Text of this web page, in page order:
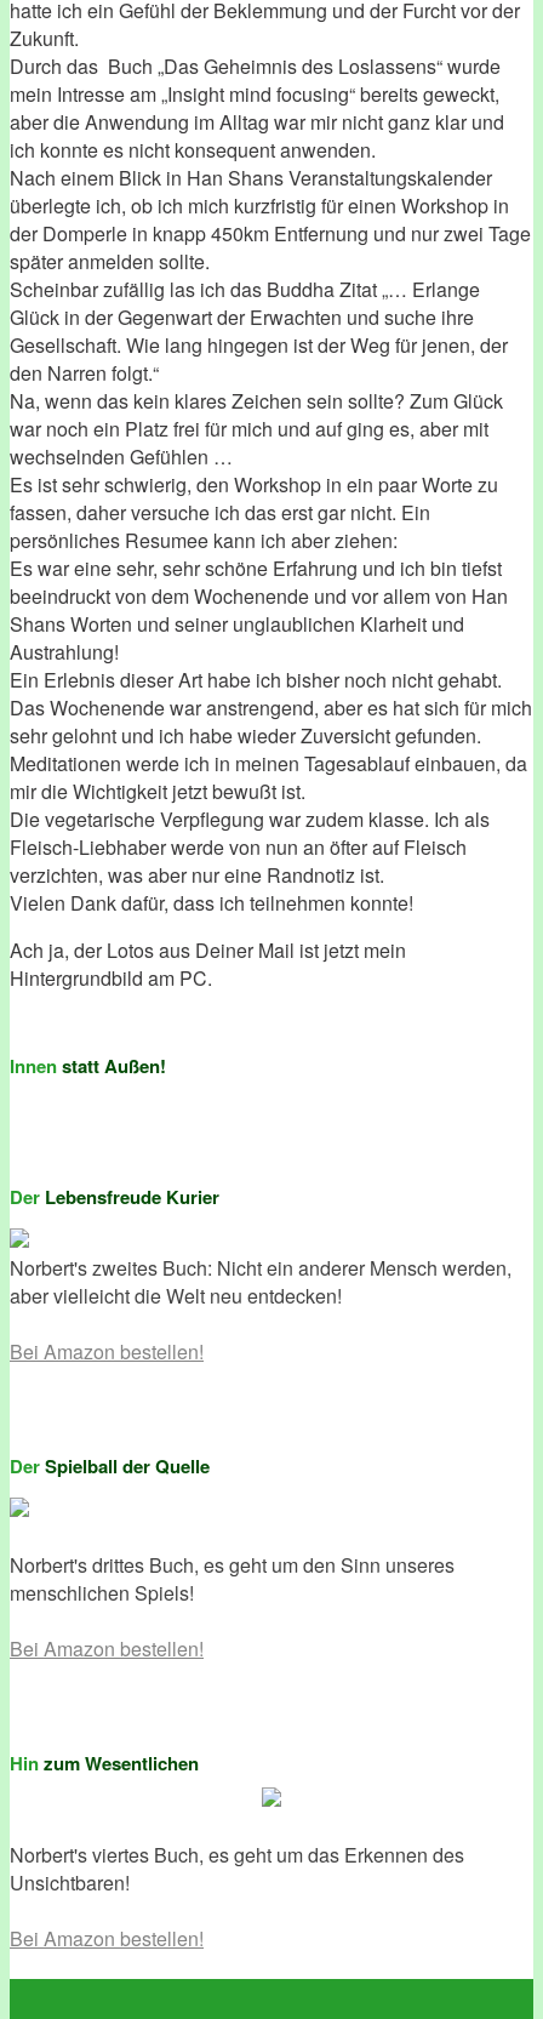
hatte ich ein Gefühl der Beklemmung und der Furcht vor der
Zukunft.
Durch das Buch „Das Geheimnis des Loslassens“ wurde
mein Intresse am „Insight mind focusing“ bereits geweckt,
aber die Anwendung im Alltag war mir nicht ganz klar und
ich konnte es nicht konsequent anwenden.
Nach einem Blick in Han Shans Veranstaltungskalender
überlegte ich, ob ich mich kurzfristig für einen Workshop in
der Domperle in knapp 450km Entfernung und nur zwei Tage
später anmelden sollte.
Scheinbar zufällig las ich das Buddha Zitat „… Erlange
Glück in der Gegenwart der Erwachten und suche ihre
Gesellschaft. Wie lang hingegen ist der Weg für jenen, der
den Narren folgt.“
Na, wenn das kein klares Zeichen sein sollte? Zum Glück
war noch ein Platz frei für mich und auf ging es, aber mit
wechselnden Gefühlen …
Es ist sehr schwierig, den Workshop in ein paar Worte zu
fassen, daher versuche ich das erst gar nicht. Ein
persönliches Resumee kann ich aber ziehen:
Es war eine sehr, sehr schöne Erfahrung und ich bin tiefst
beeindruckt von dem Wochenende und vor allem von Han
Shans Worten und seiner unglaublichen Klarheit und
Austrahlung!
Ein Erlebnis dieser Art habe ich bisher noch nicht gehabt.
Das Wochenende war anstrengend, aber es hat sich für mich
sehr gelohnt und ich habe wieder Zuversicht gefunden.
Meditationen werde ich in meinen Tagesablauf einbauen, da
mir die Wichtigkeit jetzt bewußt ist.
Die vegetarische Verpflegung war zudem klasse. Ich als
Fleisch-Liebhaber werde von nun an öfter auf Fleisch
verzichten, was aber nur eine Randnotiz ist.
Vielen Dank dafür, dass ich teilnehmen konnte!
Ach ja, der Lotos aus Deiner Mail ist jetzt mein
Hintergrundbild am PC.
Innenstatt Außen!
Der Lebensfreude Kurier
Norbert's zweites Buch: Nicht ein anderer Mensch werden,
aber vielleicht die Welt neu entdecken!
Bei Amazon bestellen!
DerSpielball der Quelle
Norbert's drittes Buch, es geht um den Sinn unseres
menschlichen Spiels!
Bei Amazon bestellen!
Hinzum Wesentlichen
Norbert's viertes Buch, es geht um das Erkennen des
Unsichtbaren!
Bei Amazon bestellen!